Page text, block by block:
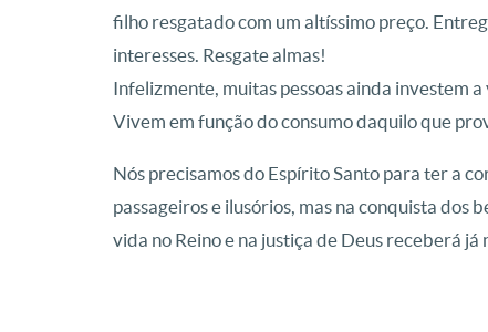
filho resgatado com um altíssimo preço.
interesses. Resgate almas!
Infelizmente, muitas pessoas ainda investem
Vivem em função do consumo daquilo que
Nós precisamos do Espírito Santo para ter a
passageiros e ilusórios, mas na conquista dos
vida no Reino e na justiça de Deus receberá